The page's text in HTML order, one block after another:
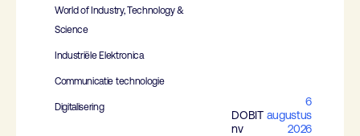
World of Industry, Technology &
Science
Industriële Elektronica
Communicatie technologie
Digitalisering
DOBIT
nv
6
augustus
2026